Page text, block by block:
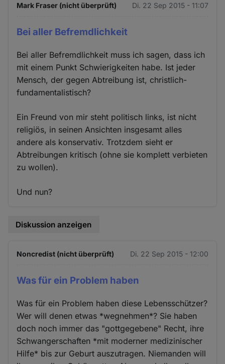
Mark Fraser (nicht überprüft) Di. 22 Sep 2015 - 11:07
Bei aller Befremdlichkeit
Bei aller Befremdlichkeit muss ich sagen, dass ich
mit einem Punkt Schwierigkeiten habe. Ist jeder
Mensch, der gegen Abtreibung ist, christlich-
fundamentalistisch?
Ein Freund von mir steht politisch links, ist nicht
religiös, in seinen Ansichten insgesamt alles
andere als konservativ. Trotzdem sieht er
Abtreibungen kritisch (ohne sie komplett verbieten
zu wollen).
Und nun?
Diskussion anzeigen
Noncredist (nicht überprüft) Di. 22 Sep 2015 - 12:00
Was für ein Problem haben
Was für ein Problem haben diese Lebensschützer?
Wer will denen etwas *wegnehmen*? Sie haben
doch noch immer das "gottgegebene" Recht, ihre
Schwangerschaften *mit moderner medizinischer
Hilfe* bis zur Geburt auszutragen. Niemanden will